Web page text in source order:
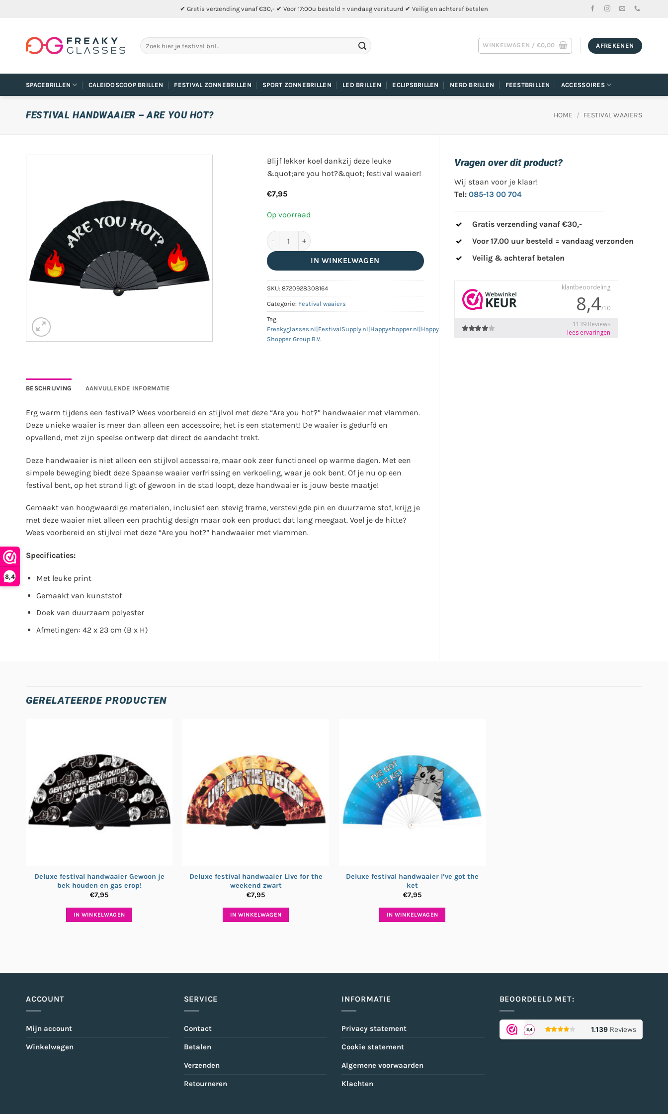
8,4
✔ Gratis verzending vanaf €30,- ✔ Voor 17:00u besteld = vandaag verstuurd ✔ Veilig en achteraf betalen
Zoeken
naar:
WINKELWAGEN / €0,00 AFREKENEN
SPACEBRILLEN CALEIDOSCOOP BRILLEN FESTIVAL ZONNEBRILLEN SPORT ZONNEBRILLEN LED BRILLEN ECLIPSBRILLEN NERD BRILLEN FEESTBRILLEN ACCESSOIRES
FESTIVAL HANDWAAIER – ARE YOU HOT? HOME / FESTIVAL WAAIERS
Blijf lekker koel dankzij deze leuke
&quot;are you hot?&quot; festival waaier!
€7,95
Op voorraad
Festival handwaaier - Are you Hot? aantal
IN WINKELWAGEN
SKU: 8720928308164
Categorie: Festival waaiers
Tag:
Freakyglasses.nl|FestivalSupply.nl|Happyshopper.nl|Happy
Shopper Group B.V.
BESCHRIJVING AANVULLENDE INFORMATIE
Erg warm tijdens een festival? Wees voorbereid en stijlvol met deze “Are you hot?” handwaaier met vlammen.
Deze unieke waaier is meer dan alleen een accessoire; het is een statement! De waaier is gedurfd en
opvallend, met zijn speelse ontwerp dat direct de aandacht trekt.
Deze handwaaier is niet alleen een stijlvol accessoire, maar ook zeer functioneel op warme dagen. Met een
simpele beweging biedt deze Spaanse waaier verfrissing en verkoeling, waar je ook bent. Of je nu op een
festival bent, op het strand ligt of gewoon in de stad loopt, deze handwaaier is jouw beste maatje!
Gemaakt van hoogwaardige materialen, inclusief een stevig frame, verstevigde pin en duurzame stof, krijg je
met deze waaier niet alleen een prachtig design maar ook een product dat lang meegaat. Voel je de hitte?
Wees voorbereid en stijlvol met deze “Are you hot?” handwaaier met vlammen.
Specificaties:
Met leuke print
Gemaakt van kunststof
Doek van duurzaam polyester
Afmetingen: 42 x 23 cm (B x H)
Vragen over dit product?
Wij staan voor je klaar!
Tel: 085-13 00 704
Gratis verzending vanaf €30,-
Voor 17.00 uur besteld = vandaag verzonden
Veilig & achteraf betalen
GERELATEERDE PRODUCTEN
Deluxe festival handwaaier Gewoon je
bek houden en gas erop!
€7,95
IN WINKELWAGEN
Deluxe festival handwaaier Live for the
weekend zwart
€7,95
IN WINKELWAGEN
Deluxe festival handwaaier I’ve got the
ket
€7,95
IN WINKELWAGEN
ACCOUNT
Mijn account
Winkelwagen
SERVICE
Contact
Betalen
Verzenden
Retourneren
INFORMATIE
Privacy statement
Cookie statement
Algemene voorwaarden
Klachten
BEOORDEELD MET: